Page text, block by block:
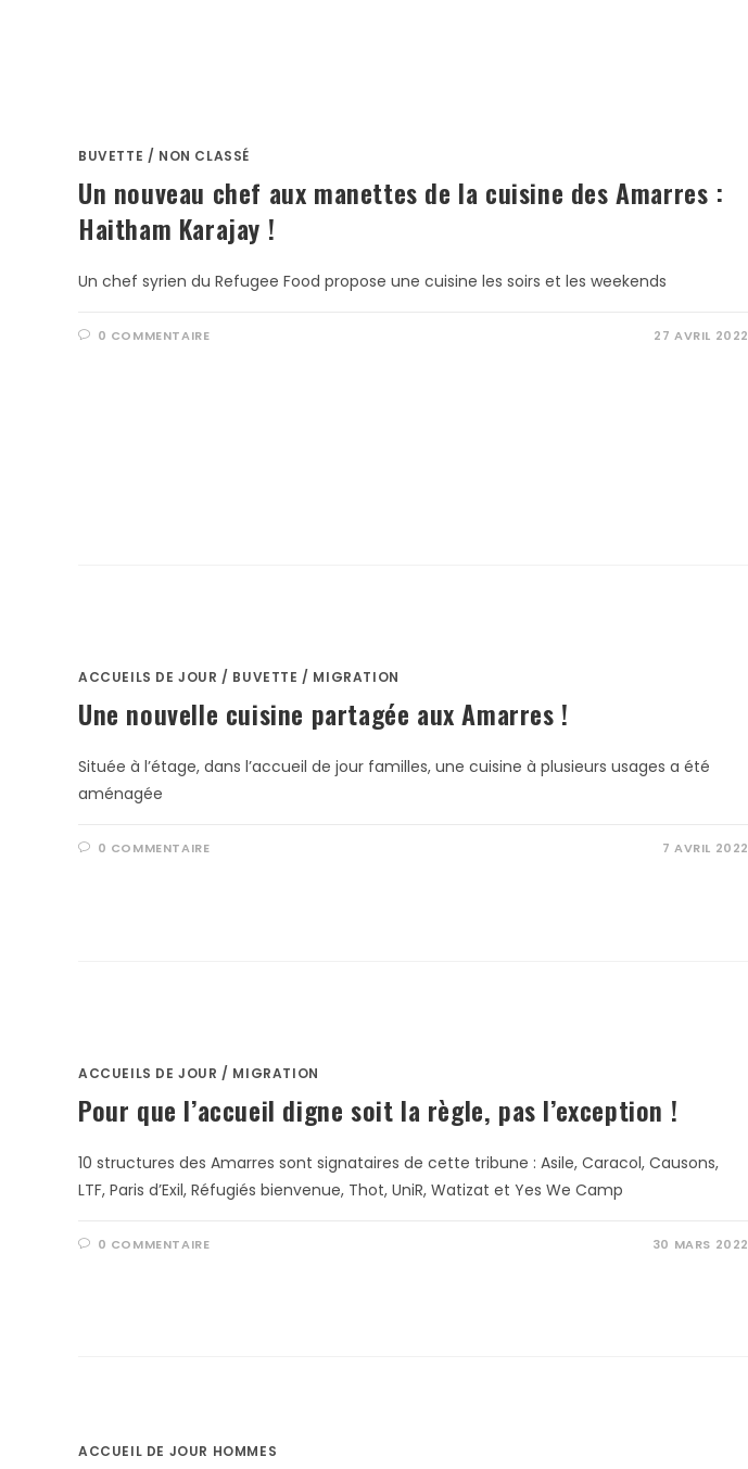
BUVETTE / NON CLASSÉ
Un nouveau chef aux manettes de la cuisine des Amarres :
Haitham Karajay !
Un chef syrien du Refugee Food propose une cuisine les soirs et les weekends
0 COMMENTAIRE 27 AVRIL 2022
ACCUEILS DE JOUR / BUVETTE / MIGRATION
Une nouvelle cuisine partagée aux Amarres !
Située à l’étage, dans l’accueil de jour familles, une cuisine à plusieurs usages a été
aménagée
0 COMMENTAIRE 7 AVRIL 2022
ACCUEILS DE JOUR / MIGRATION
Pour que l’accueil digne soit la règle, pas l’exception !
10 structures des Amarres sont signataires de cette tribune : Asile, Caracol, Causons,
LTF, Paris d’Exil, Réfugiés bienvenue, Thot, UniR, Watizat et Yes We Camp
0 COMMENTAIRE 30 MARS 2022
ACCUEIL DE JOUR HOMMES